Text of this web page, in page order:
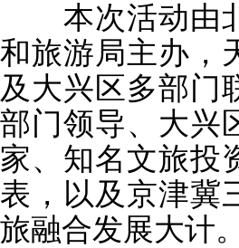
本次活动由北
和旅游局主办，
及大兴区多部门
部门领导、大兴
家、知名文旅投
表，以及京津冀
旅融合发展大计。